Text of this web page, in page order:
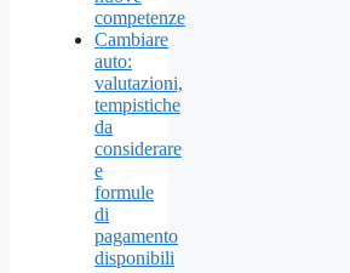
competenze
Cambiare
auto:
valutazioni,
tempistiche
da
considerare
e
formule
di
pagamento
disponibili